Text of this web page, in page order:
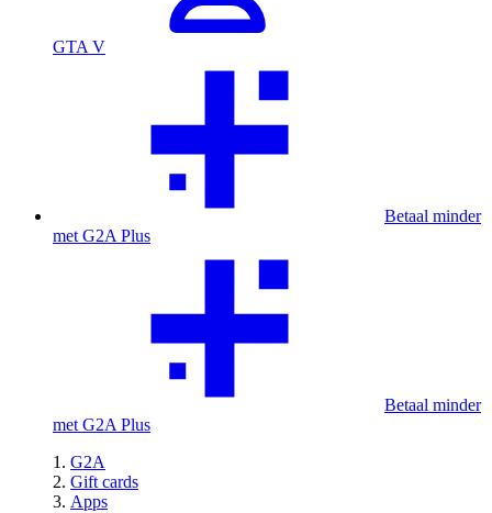
GTA V
Betaal minder
met G2A Plus
Betaal minder
met G2A Plus
G2A
Gift cards
Apps